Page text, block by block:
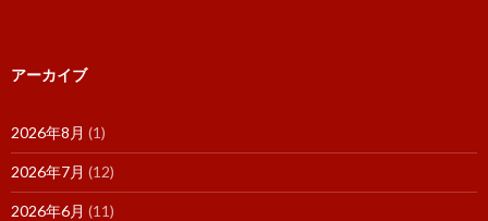
アーカイブ
2026年8月 (1)
2026年7月 (12)
2026年6月 (11)